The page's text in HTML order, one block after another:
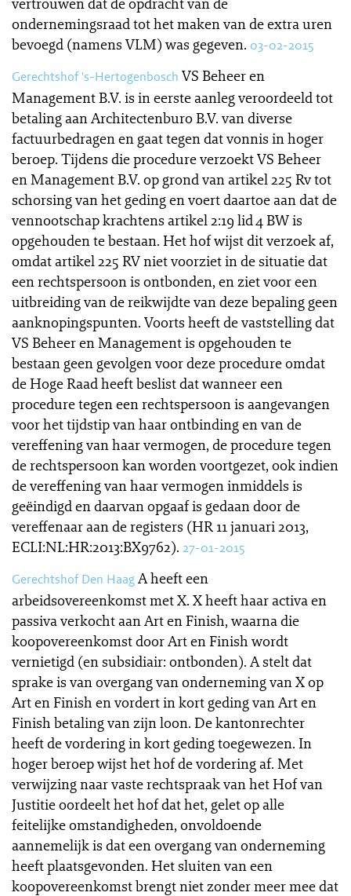
ondernemingsraad tot het maken van de extra uren
bevoegd (namens VLM) was gegeven. 03-02-2015
Gerechtshof 's-Hertogenbosch VS Beheer en
Management B.V. is in eerste aanleg veroordeeld tot
betaling aan Architectenburo B.V. van diverse
factuurbedragen en gaat tegen dat vonnis in hoger
beroep. Tijdens die procedure verzoekt VS Beheer
en Management B.V. op grond van artikel 225 Rv tot
schorsing van het geding en voert daartoe aan dat de
vennootschap krachtens artikel 2:19 lid 4 BW is
opgehouden te bestaan. Het hof wijst dit verzoek af,
omdat artikel 225 RV niet voorziet in de situatie dat
een rechtspersoon is ontbonden, en ziet voor een
uitbreiding van de reikwijdte van deze bepaling geen
aanknopingspunten. Voorts heeft de vaststelling dat
VS Beheer en Management is opgehouden te
bestaan geen gevolgen voor deze procedure omdat
de Hoge Raad heeft beslist dat wanneer een
procedure tegen een rechtspersoon is aangevangen
voor het tijdstip van haar ontbinding en van de
vereffening van haar vermogen, de procedure tegen
de rechtspersoon kan worden voortgezet, ook indien
de vereffening van haar vermogen inmiddels is
geëindigd en daarvan opgaaf is gedaan door de
vereffenaar aan de registers (HR 11 januari 2013,
ECLI:NL:HR:2013:BX9762). 27-01-2015
Gerechtshof Den HaagA heeft een
arbeidsovereenkomst met X. X heeft haar activa en
passiva verkocht aan Art en Finish, waarna die
koopovereenkomst door Art en Finish wordt
vernietigd (en subsidiair: ontbonden). A stelt dat
sprake is van overgang van onderneming van X op
Art en Finish en vordert in kort geding van Art en
Finish betaling van zijn loon. De kantonrechter
heeft de vordering in kort geding toegewezen. In
hoger beroep wijst het hof de vordering af. Met
verwijzing naar vaste rechtspraak van het Hof van
Justitie oordeelt het hof dat het, gelet op alle
feitelijke omstandigheden, onvoldoende
aannemelijk is dat een overgang van onderneming
heeft plaatsgevonden. Het sluiten van een
koopovereenkomst brengt niet zonder meer mee dat